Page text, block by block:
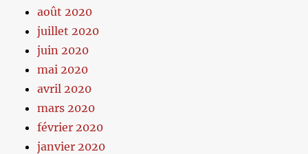
août 2020
juillet 2020
juin 2020
mai 2020
avril 2020
mars 2020
février 2020
janvier 2020